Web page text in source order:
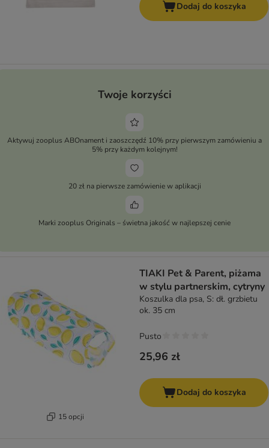
Dodaj do koszyka
Twoje korzyści
Aktywuj zooplus ABOnament i zaoszczędź 10% przy pierwszym zamówieniu a
5% przy każdym kolejnym!
20 zł na pierwsze zamówienie w aplikacji
Marki zooplus Originals – świetna jakość w najlepszej cenie
15 opcji
TIAKI Pet & Parent, piżama
w stylu partnerskim, cytryny
Koszulka dla psa, S: dł. grzbietu
ok. 35 cm
25,96 zł
Pusto
Dodaj do koszyka